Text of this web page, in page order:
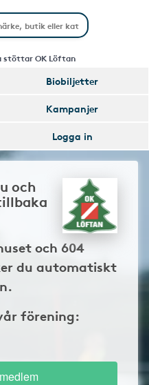
stöttar OK Löftan
Biobiljetter
Kampanjer
Logga in
och
och 604
du automatiskt
förening: